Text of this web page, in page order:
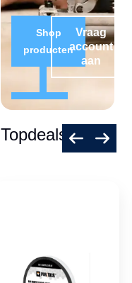
Shop
producten
Vraag
account
aan
Topdeals